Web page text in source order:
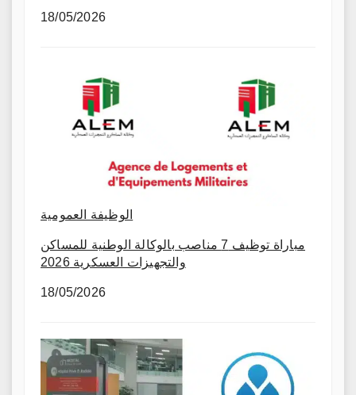
18/05/2026
الوظيفة العمومية
مباراة توظيف 7 مناصب بالوكالة الوطنية للمساكن
والتجهيزات العسكرية 2026
18/05/2026